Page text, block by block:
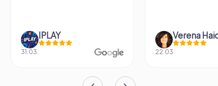
IPLAY
31.03. 22.03.